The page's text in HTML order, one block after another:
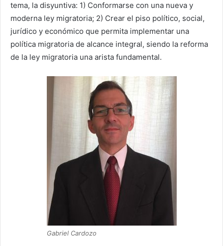
tema, la disyuntiva: 1) Conformarse con una nueva y
moderna ley migratoria; 2) Crear el piso político, social,
jurídico y económico que permita implementar una
política migratoria de alcance integral, siendo la reforma
de la ley migratoria una arista fundamental.
Gabriel Cardozo